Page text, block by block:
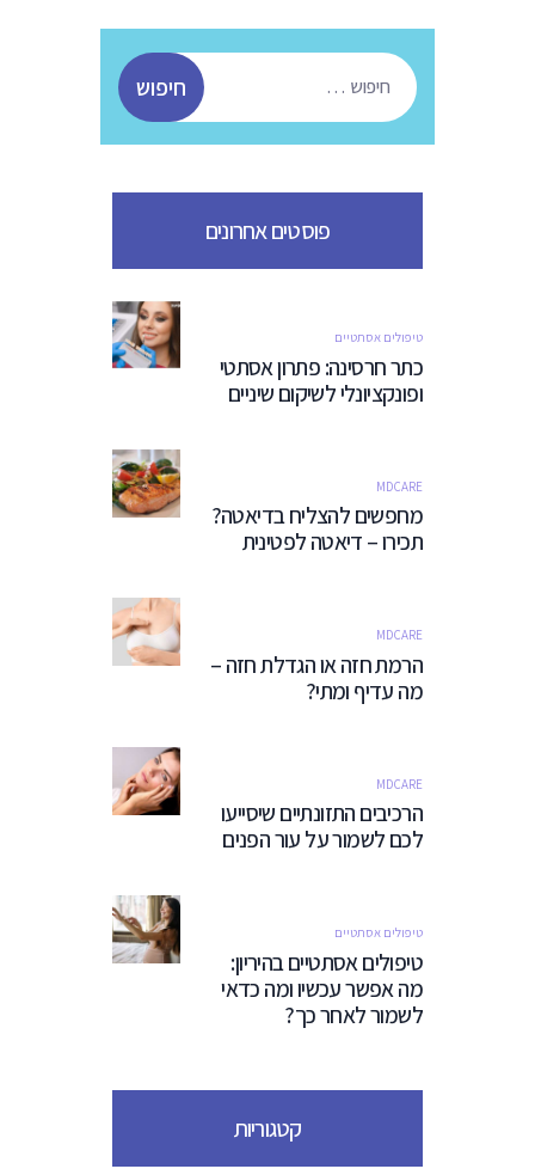
חיפוש:
פוסטים אחרונים
טיפולים אסתטיים
כתר חרסינה: פתרון אסתטי
ופונקציונלי לשיקום שיניים
MDCARE
מחפשים להצליח בדיאטה?
תכירו – דיאטה לפטינית
MDCARE
הרמת חזה או הגדלת חזה –
מה עדיף ומתי?
MDCARE
הרכיבים התזונתיים שיסייעו
לכם לשמור על עור הפנים
טיפולים אסתטיים
טיפולים אסתטיים בהיריון:
מה אפשר עכשיו ומה כדאי
לשמור לאחר כך?
קטגוריות